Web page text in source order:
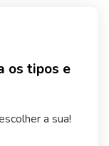
os tipos e
a sua!